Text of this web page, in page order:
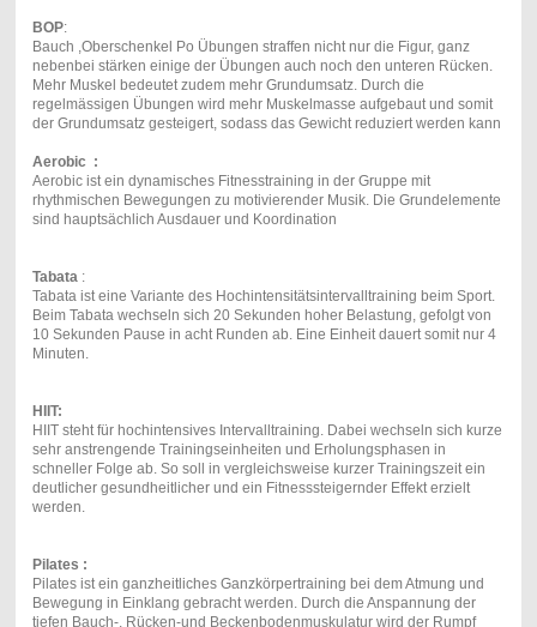
BOP:
Bauch ,Oberschenkel Po Übungen straffen nicht nur die Figur, ganz
nebenbei stärken einige der Übungen auch noch den unteren Rücken.
Mehr Muskel bedeutet zudem mehr Grundumsatz. Durch die
regelmässigen Übungen wird mehr Muskelmasse aufgebaut und somit
der Grundumsatz gesteigert, sodass das Gewicht reduziert werden kann
Aerobic :
Aerobic ist ein dynamisches Fitnesstraining in der Gruppe mit
rhythmischen Bewegungen zu motivierender Musik. Die Grundelemente
sind hauptsächlich Ausdauer und Koordination
Tabata:
Tabata ist eine Variante des Hochintensitätsintervalltraining beim Sport.
Beim Tabata wechseln sich 20 Sekunden hoher Belastung, gefolgt von
10 Sekunden Pause in acht Runden ab. Eine Einheit dauert somit nur 4
Minuten.
HIIT:
HIIT steht für hochintensives Intervalltraining. Dabei wechseln sich kurze
sehr anstrengende Trainingseinheiten und Erholungsphasen in
schneller Folge ab. So soll in vergleichsweise kurzer Trainingszeit ein
deutlicher gesundheitlicher und ein Fitnesssteigernder Effekt erzielt
werden.
Pilates :
Pilates ist ein ganzheitliches Ganzkörpertraining bei dem Atmung und
Bewegung in Einklang gebracht werden. Durch die Anspannung der
tiefen Bauch-, Rücken-und Beckenbodenmuskulatur wird der Rumpf